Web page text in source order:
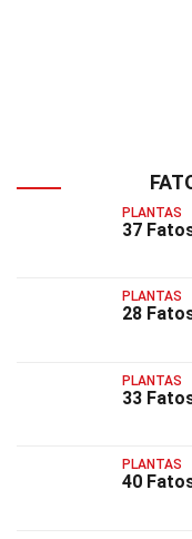
PLANTAS
37
PLANTAS
28
PLANTAS
33
PLANTAS
40